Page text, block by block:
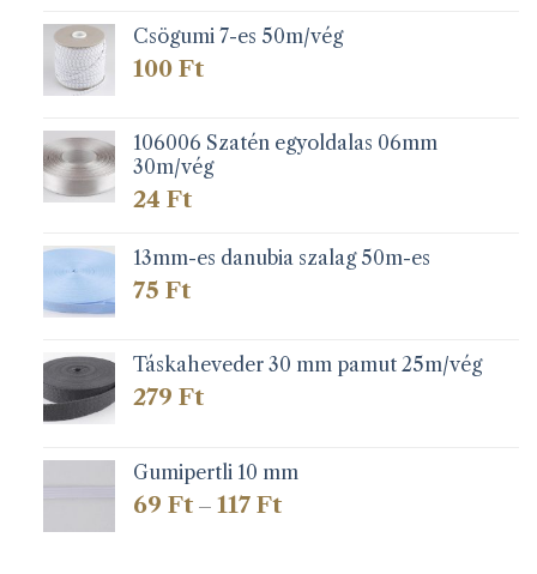
279 Ft
Csögumi 7-es 50m/vég
100 Ft
106006 Szatén egyoldalas 06mm
30m/vég
24 Ft
13mm-es danubia szalag 50m-es
75 Ft
Táskaheveder 30 mm pamut 25m/vég
279 Ft
Gumipertli 10 mm
69 Ft – 117 FtÁrtartomány: